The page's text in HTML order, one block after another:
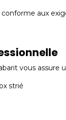
aux
vous assure
strié